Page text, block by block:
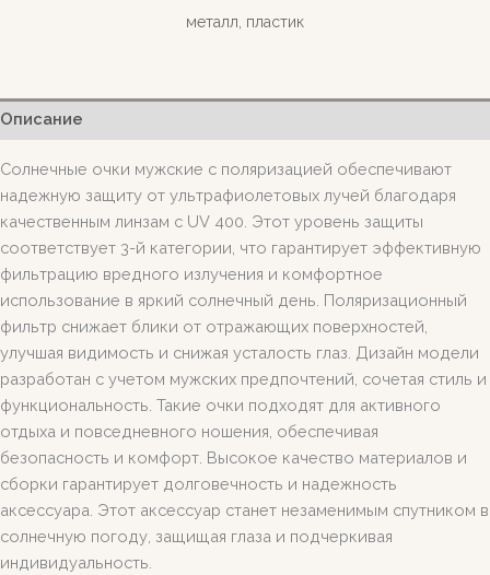
металл, пластик
Описание
Солнечные очки мужские с поляризацией обеспечивают
надежную защиту от ультрафиолетовых лучей благодаря
качественным линзам с UV 400. Этот уровень защиты
соответствует 3-й категории, что гарантирует эффективную
фильтрацию вредного излучения и комфортное
использование в яркий солнечный день. Поляризационный
фильтр снижает блики от отражающих поверхностей,
улучшая видимость и снижая усталость глаз. Дизайн модели
разработан с учетом мужских предпочтений, сочетая стиль и
функциональность. Такие очки подходят для активного
отдыха и повседневного ношения, обеспечивая
безопасность и комфорт. Высокое качество материалов и
сборки гарантирует долговечность и надежность
аксессуара. Этот аксессуар станет незаменимым спутником в
солнечную погоду, защищая глаза и подчеркивая
индивидуальность.